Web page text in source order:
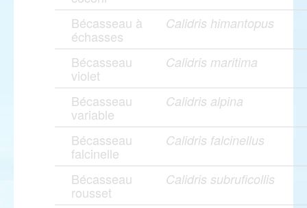
Bécasseau à
échasses
Calidris himantopus
Bécasseau
violet
Calidris maritima
Bécasseau
variable
Calidris alpina
Bécasseau
falcinelle
Calidris falcinellus
Bécasseau
rousset
Calidris subruficollis